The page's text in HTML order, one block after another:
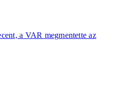
a VAR megmentette az